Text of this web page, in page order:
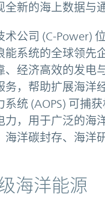
新的海上数据与
术公司 (C-Power)
能系统的全球领先
、经济高效的发电
务，帮助扩展海洋
系统 (AOPS) 可捕
力，用于广泛的海
海洋碳封存、海洋
海洋能源